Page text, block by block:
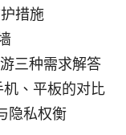
措施
三种需求解答
、平板的对比
隐私权衡